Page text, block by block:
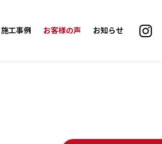
施工事例 お客様の声 お知らせ